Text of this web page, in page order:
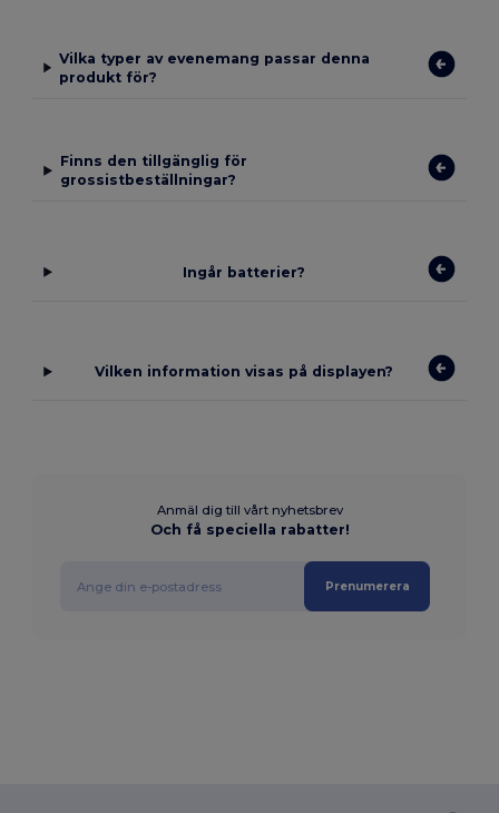
Vilka typer av evenemang passar denna
produkt för?
Finns den tillgänglig för
grossistbeställningar?
Ingår batterier?
Vilken information visas på displayen?
Anmäl dig till vårt nyhetsbrev
Och få speciella rabatter!
Prenumerera